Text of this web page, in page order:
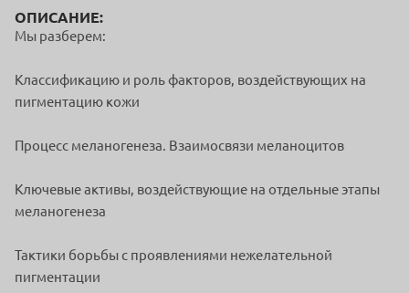
ОПИСАНИЕ:
Мы разберем:
Классификацию и роль факторов, воздействующих на
пигментацию кожи
Процесс меланогенеза. Взаимосвязи меланоцитов
Ключевые активы, воздействующие на отдельные этапы
меланогенеза
Тактики борьбы с проявлениями нежелательной
пигментации